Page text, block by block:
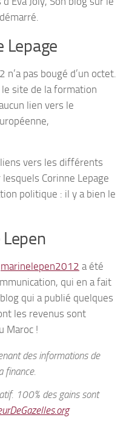
Lepage
pas bougé d’un octet.
le site de la formation
lien vers le
vers les différents
Corinne Lepage
politique : il y a bien le
marinelepen2012 a été
qui en a fait
qui a publié quelques
les revenus sont
Maroc !
des informations de
finance.
100% des gains sont